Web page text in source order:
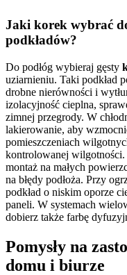
Jaki korek wybrać
podkładów?
Do podłóg wybieraj gęsty
uziarnieniu. Taki podkład
drobne nierówności i
izolacyjność cieplna,
zimnej przegrody. W
lakierowanie, aby
pomieszczeniach
kontrolowanej wilgotności.
montaż na małych
na błędy podłoża. Przy
podkład o niskim oporze
paneli. W systemach
dobierz także farbę
Pomysły na
domu i biurze